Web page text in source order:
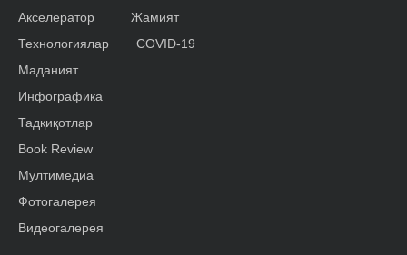
Акселератор
Жамият
Технологиялар
Маданият
Инфографика
Тадқиқотлар
Book Review
Мултимедиа
Фотогалерея
Видеогалерея
COVID-19